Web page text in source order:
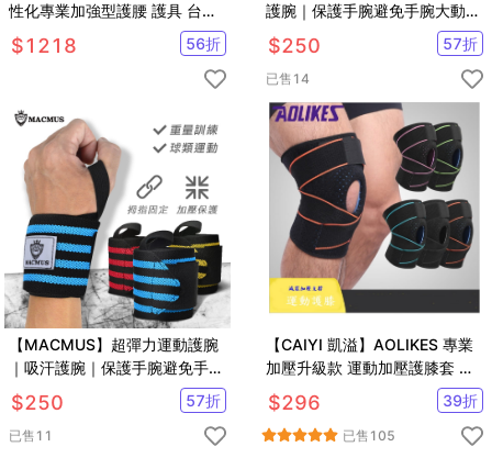
性化專業加強型護腰 護具 台灣
製
$1218 56折
護腕｜保護手腕避免手腕大動作
活動｜隨時可清洗
$250 57折
已售 14
【MACMUS】超彈力運動護腕
｜吸汗護腕｜保護手腕避免手腕
大動作活動｜隨時可清洗
$250 57折
已售 11
【CAIYI 凱溢】AOLIKES 專業
加壓升級款 運動加壓護膝套 高
透氣吸汗 登山 籃球 跑步網球 升
級款
$296 39折
已售 105